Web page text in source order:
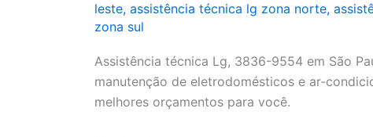
leste, assistência técnica lg zona norte,
zona sul
Assistência técnica Lg, 3836-9554 em São
manutenção de eletrodomésticos e ar-
melhores orçamentos para você.